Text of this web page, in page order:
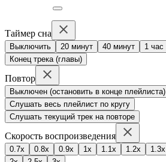
Таймер сна
Выключить 20 минут 40 минут 1 час
Конец трека (главы)
Повтор
Выключен (остановить в конце плейлиста)
Слушать весь плейлист по кругу
Слушать текущий трек на повторе
Скорость воспроизведения
0.7x 0.8x 0.9x 1x 1.1x 1.2x 1.3x